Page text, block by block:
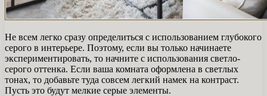
Не всем легко сразу определиться с использованием глубокого
серого в интерьере. Поэтому, если вы только начинаете
экспериментировать, то начните с использования светло-
серого оттенка. Если ваша комната оформлена в светлых
тонах, то добавьте туда совсем легкий намек на контраст.
Пусть это будут мелкие серые элементы.